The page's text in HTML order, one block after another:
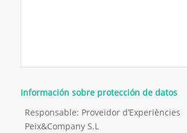
Información sobre protección de datos
Responsable: Proveïdor d’Experiències
Peix&Company S.L